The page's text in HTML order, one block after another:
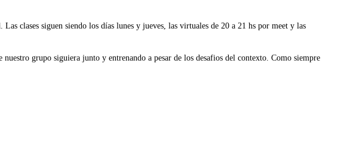
clases siguen siendo los días lunes y jueves, las virtuales de 20 a 21 hs por meet y las
grupo siguiera junto y entrenando a pesar de los desafios del contexto. Como siempre